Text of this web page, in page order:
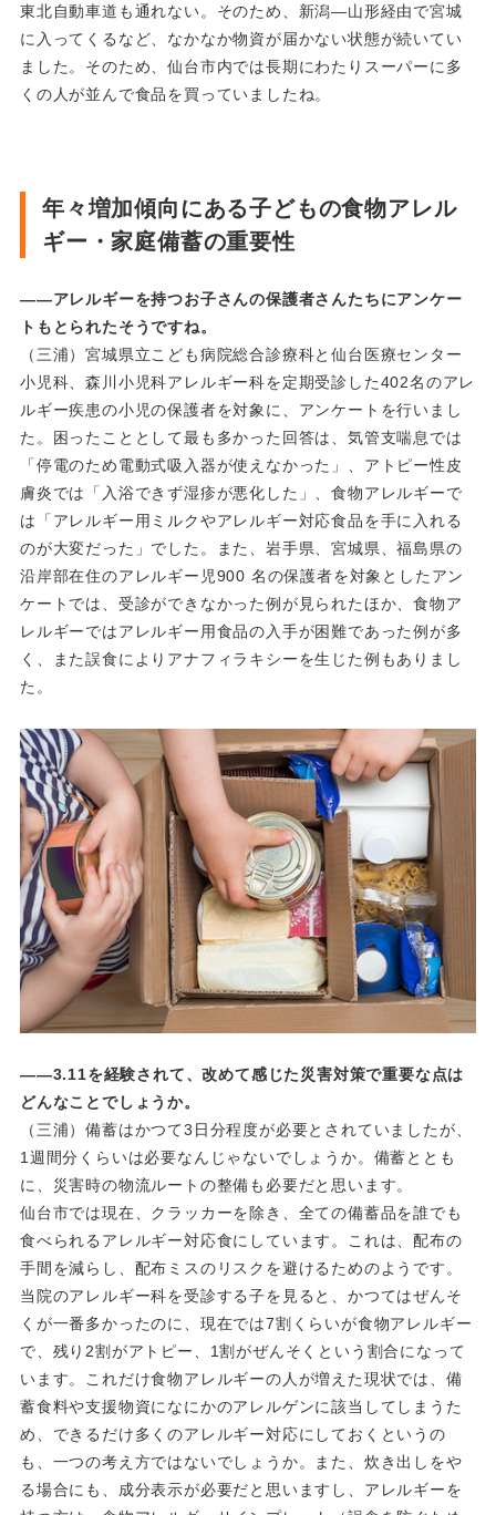
東北自動車道も通れない。そのため、新潟―山形経由で宮城
に入ってくるなど、なかなか物資が届かない状態が続いてい
ました。そのため、仙台市内では長期にわたりスーパーに多
くの人が並んで食品を買っていましたね。
年々増加傾向にある子どもの食物アレル
ギー・家庭備蓄の重要性
――アレルギーを持つお子さんの保護者さんたちにアンケー
トもとられたそうですね。
（三浦）宮城県立こども病院総合診療科と仙台医療センター
小児科、森川小児科アレルギー科を定期受診した402名のアレ
ルギー疾患の小児の保護者を対象に、アンケートを行いまし
た。困ったこととして最も多かった回答は、気管支喘息では
「停電のため電動式吸入器が使えなかった」、アトピー性皮
膚炎では「入浴できず湿疹が悪化した」、食物アレルギーで
は「アレルギー用ミルクやアレルギー対応食品を手に入れる
のが大変だった」でした。また、岩手県、宮城県、福島県の
沿岸部在住のアレルギー児900 名の保護者を対象としたアン
ケートでは、受診ができなかった例が見られたほか、食物ア
レルギーではアレルギー用食品の入手が困難であった例が多
く、また誤食によりアナフィラキシーを生じた例もありまし
た。
――3.11を経験されて、改めて感じた災害対策で重要な点は
どんなことでしょうか。
（三浦）備蓄はかつて3日分程度が必要とされていましたが、
1週間分くらいは必要なんじゃないでしょうか。備蓄ととも
に、災害時の物流ルートの整備も必要だと思います。
仙台市では現在、クラッカーを除き、全ての備蓄品を誰でも
食べられるアレルギー対応食にしています。これは、配布の
手間を減らし、配布ミスのリスクを避けるためのようです。
当院のアレルギー科を受診する子を見ると、かつてはぜんそ
くが一番多かったのに、現在では7割くらいが食物アレルギー
で、残り2割がアトピー、1割がぜんそくという割合になって
います。これだけ食物アレルギーの人が増えた現状では、備
蓄食料や支援物資になにかのアレルゲンに該当してしまうた
め、できるだけ多くのアレルギー対応にしておくというの
も、一つの考え方ではないでしょうか。また、炊き出しをや
る場合にも、成分表示が必要だと思いますし、アレルギーを